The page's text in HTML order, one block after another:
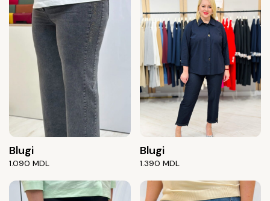
Blugi
1.090 MDL
Blugi
1.390 MDL